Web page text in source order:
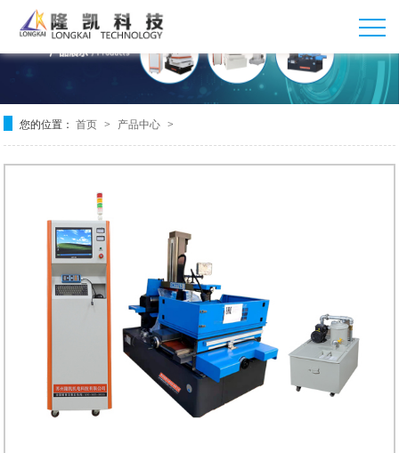
您的位置：首页 > 产品中心 >